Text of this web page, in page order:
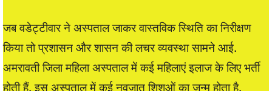
जब वडेट्टीवार ने अस्पताल जाकर वास्तविक स्थिति का निरीक्षण
किया तो प्रशासन और शासन की लचर व्यवस्था सामने आई.
अमरावती जिला महिला अस्पताल में कई महिलाएं इलाज के लिए भर्ती
होती हैं. इस अस्पताल में कई नवजात शिशुओं का जन्म होता है.